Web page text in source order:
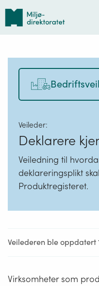
Tilbake
forsiden
Veileder:
Deklarere
Veiledning til
deklareringsplikt
Produktregisteret.
Veilederen ble oppdatert
Virksomheter som